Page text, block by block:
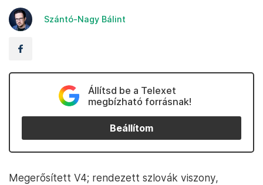
Szántó-Nagy Bálint
Állítsd be a Telexet
megbízható forrásnak!
Beállítom
Megerősített V4; rendezett szlovák viszony,